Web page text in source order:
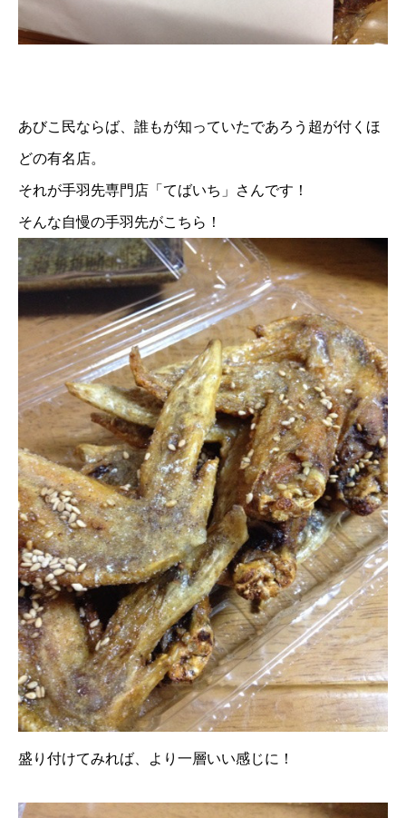
あびこ民ならば、誰もが知っていたであろう超が付くほ
どの有名店。
それが手羽先専門店「てばいち」さんです！
そんな自慢の手羽先がこちら！
盛り付けてみれば、より一層いい感じに！